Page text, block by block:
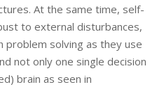
At the same time, self-
to external disturbances,
solving as they use
not only one single decision
brain as seen in